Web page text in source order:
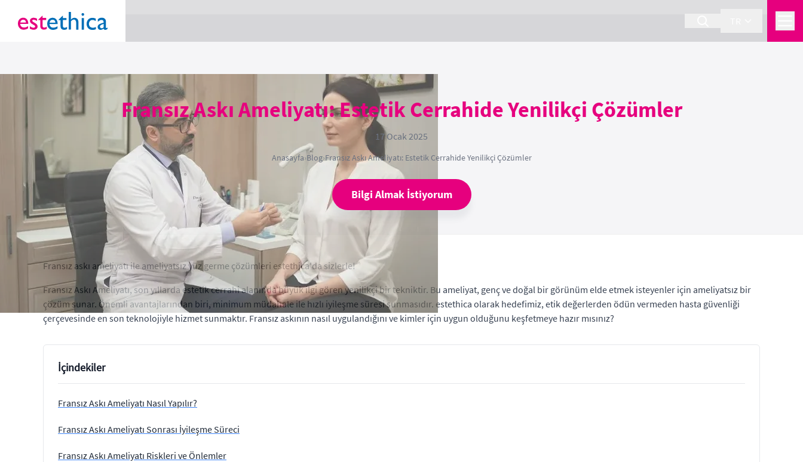
Fransız Askı Ameliyatı: Estetik Cerrahide Yenilikçi Çözümler
17 Ocak 2025
Anasayfa›Blog›Fransız Askı Ameliyatı: Estetik Cerrahide Yenilikçi Çözümler
Bilgi Almak İstiyorum
Fransız askı ameliyatı ile ameliyatsız yüz germe çözümleri estethica'da sizlerle!
Fransız Askı Ameliyatı, son yıllarda estetik cerrahi alanında büyük ilgi gören yenilikçi bir tekniktir. Bu ameliyat, genç ve doğal bir görünüm elde etmek isteyenler için ameliyatsız bir
çözüm sunar. Önemli avantajlarından biri, minimum müdahale ile hızlı iyileşme süresi sunmasıdır. estethica olarak hedefimiz, etik değerlerden ödün vermeden hasta güvenliği
çerçevesinde en son teknolojiyle hizmet sunmaktır. Fransız askının nasıl uygulandığını ve kimler için uygun olduğunu keşfetmeye hazır mısınız?
İçindekiler
Fransız Askı Ameliyatı Nasıl Yapılır?
Fransız Askı Ameliyatı Sonrası İyileşme Süreci
Fransız Askı Ameliyatı Riskleri ve Önlemler